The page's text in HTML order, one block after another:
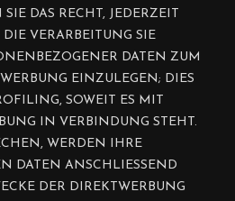
DAS RECHT, JEDERZEIT
VERARBEITUNG SIE
DATEN ZUM
EINZULEGEN; DIES
SOWEIT ES MIT
IN VERBINDUNG STEHT.
WERDEN IHRE
DATEN ANSCHLIESSEND
DER DIREKTWERBUNG